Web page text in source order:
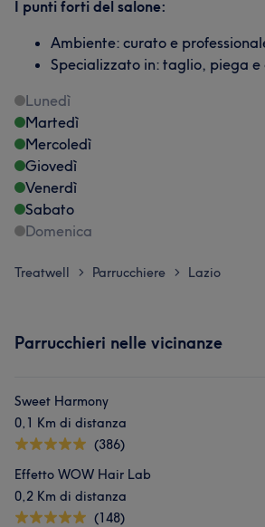
I punti forti del salone:
Ambiente: curato e
Specializzato in: taglio, piega e
Lunedì
Martedì
Mercoledì
Giovedì
Venerdì
Sabato
Domenica
Treatwell > Parrucchiere > Lazio
Parrucchieri nelle vicinanze
Sweet Harmony
0,1 Km di distanza
(386)
Effetto WOW Hair Lab
0,2 Km di distanza
(148)